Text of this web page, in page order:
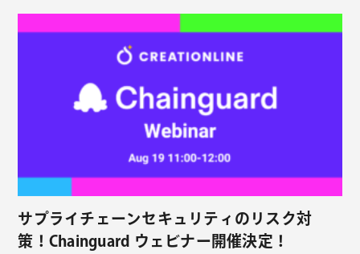
サプライチェーンセキュリティのリスク対
策！Chainguard ウェビナー開催決定！